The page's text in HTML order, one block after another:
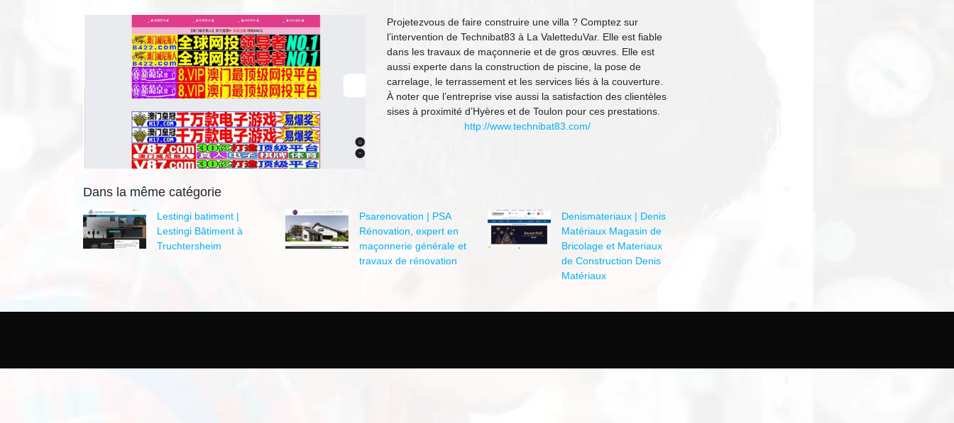
Projetezvous de faire construire une villa ? Comptez sur
l’intervention de Technibat83 à La ValetteduVar. Elle est fiable
dans les travaux de maçonnerie et de gros œuvres. Elle est
aussi experte dans la construction de piscine, la pose de
carrelage, le terrassement et les services liés à la couverture.
À noter que l’entreprise vise aussi la satisfaction des clientèles
sises à proximité d’Hyères et de Toulon pour ces prestations.
http://www.technibat83.com/
Dans la même catégorie
Lestingi batiment |
Lestingi Bâtiment à
Truchtersheim
Psarenova­tion | PSA
Rénovation, expert en
maçonnerie générale et
travaux de rénovation
Denis­mate­riaux | Denis
Matériaux Magasin de
Bricolage et Materiaux
de Construction Denis
Matériaux